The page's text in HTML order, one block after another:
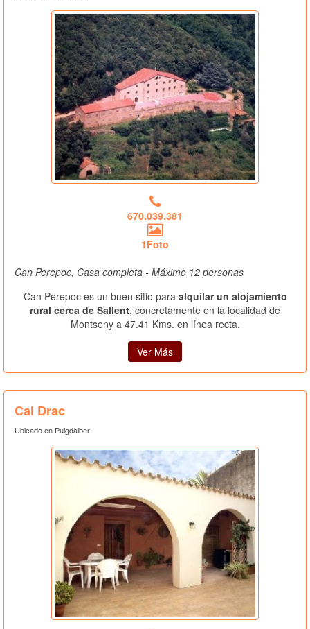
670.039.381
1Foto
Can Perepoc, Casa completa - Máximo 12 personas
Can Perepoc es un buen sitio para alquilar un alojamiento
rural cerca de Sallent, concretamente en la localidad de
Montseny a 47.41 Kms. en línea recta.
Ver Más
Cal Drac
Ubicado en Puigdàlber